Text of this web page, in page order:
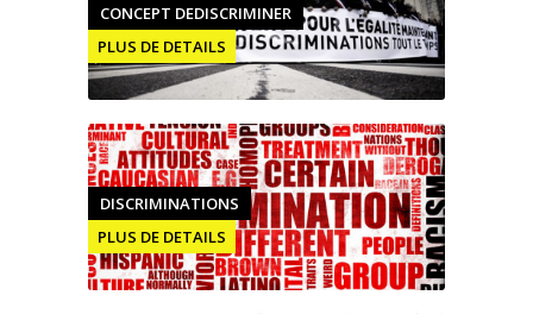
CONCEPT DEDISCRIMINER
PLUS DE DETAILS
DISCRIMINATIONS
PLUS DE DETAILS